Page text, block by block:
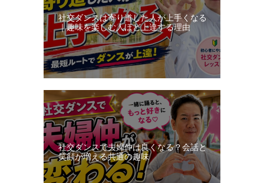
社交ダンスは寄り道した人が上手くなる
｜趣味を楽しむ人ほど上達する理由
社交ダンスで夫婦仲は良くなる？会話と
笑顔が増える共通の趣味